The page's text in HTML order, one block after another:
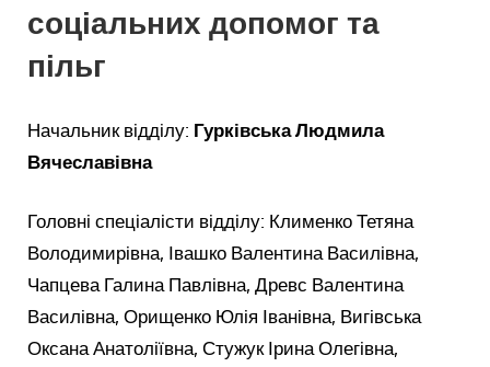
соціальних допомог та
пільг
Начальник відділу: Гурківська Людмила
Вячеславівна
Головні спеціалісти відділу: Клименко Тетяна
Володимирівна, Івашко Валентина Василівна,
Чапцева Галина Павлівна, Древс Валентина
Василівна, Орищенко Юлія Іванівна, Вигівська
Оксана Анатоліївна, Стужук Ірина Олегівна,